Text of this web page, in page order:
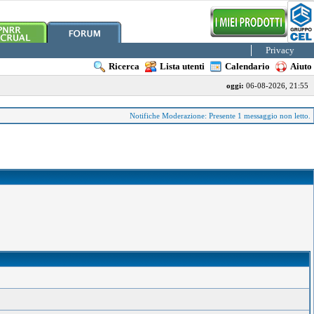
Privacy
Ricerca
Lista utenti Calendario Aiuto
oggi: 06-08-2026, 21:55
Notifiche Moderazione: Presente 1 messaggio non letto.